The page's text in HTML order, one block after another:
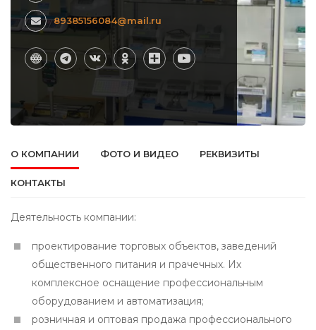
89385156084@mail.ru
О КОМПАНИИ ФОТО И ВИДЕО РЕКВИЗИТЫ
КОНТАКТЫ
Деятельность компании:
проектирование торговых объектов, заведений
общественного питания и прачечных. Их
комплексное оснащение профессиональным
оборудованием и автоматизация;
розничная и оптовая продажа профессионального